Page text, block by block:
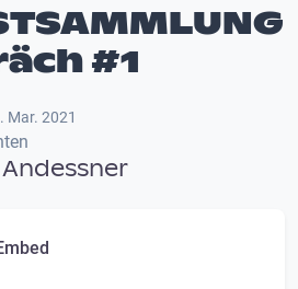
#1
Mar. 2021
Andessner